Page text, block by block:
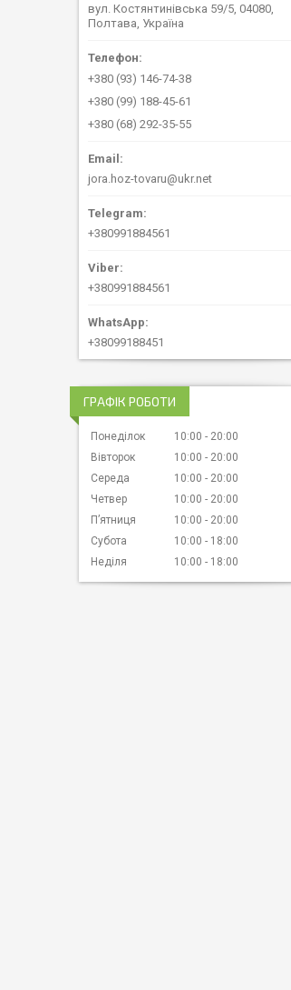
вул. Костянтинівська 59/5, 04080,
Полтава, Україна
+380 (93) 146-74-38
+380 (99) 188-45-61
+380 (68) 292-35-55
jora.hoz-tovaru@ukr.net
+380991884561
+380991884561
+38099188451
ГРАФІК РОБОТИ
Понеділок 10:00
20:00
Вівторок
10:00
20:00
Середа
10:00
20:00
Четвер
10:00
20:00
Пʼятниця
10:00
20:00
Субота
10:00
18:00
Неділя
10:00 18:00